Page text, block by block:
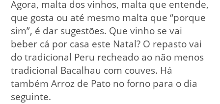
Agora, malta dos vinhos, malta que entende,
que gosta ou até mesmo malta que “porque
sim”, é dar sugestões. Que vinho se vai
beber cá por casa este Natal? O repasto vai
do tradicional Peru recheado ao não menos
tradicional Bacalhau com couves. Há
também Arroz de Pato no forno para o dia
seguinte.